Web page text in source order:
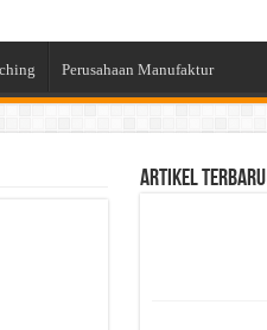
Perusahaan Manufaktur
Artikel Terbaru